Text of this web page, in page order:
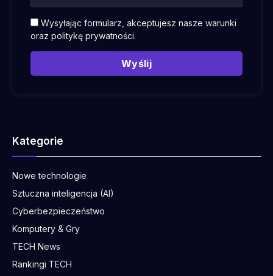
Wysyłając formularz, akceptujesz nasze warunki
oraz politykę prywatności.
Wyślij
Kategorie
Nowe technologie
Sztuczna inteligencja (AI)
Cyberbezpieczeństwo
Komputery & Gry
TECH News
Rankingi TECH